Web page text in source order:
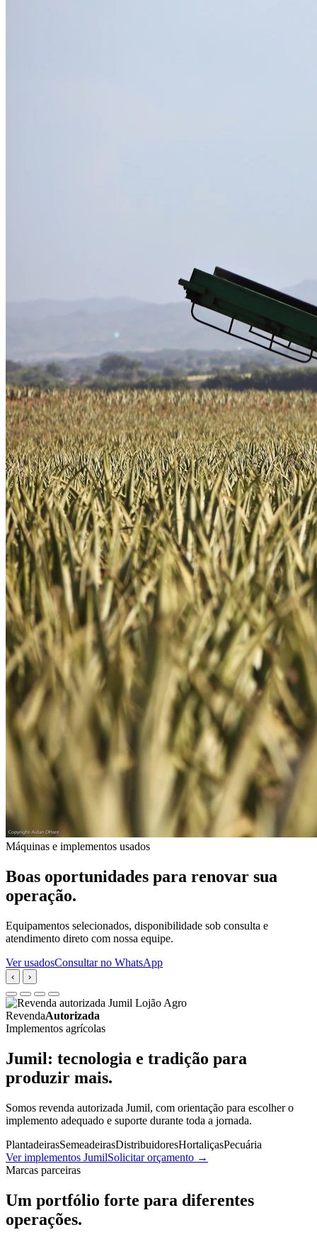
Máquinas e implementos usados
Boas oportunidades para renovar sua
operação.
Equipamentos selecionados, disponibilidade sob consulta e
atendimento direto com nossa equipe.
Ver usadosConsultar no WhatsApp
‹ ›
RevendaAutorizada
Implementos agrícolas
Jumil: tecnologia e tradição para
produzir mais.
Somos revenda autorizada Jumil, com orientação para escolher o
implemento adequado e suporte durante toda a jornada.
PlantadeirasSemeadeirasDistribuidoresHortaliçasPecuária
Ver implementos JumilSolicitar orçamento →
Marcas parceiras
Um portfólio forte para diferentes
operações.